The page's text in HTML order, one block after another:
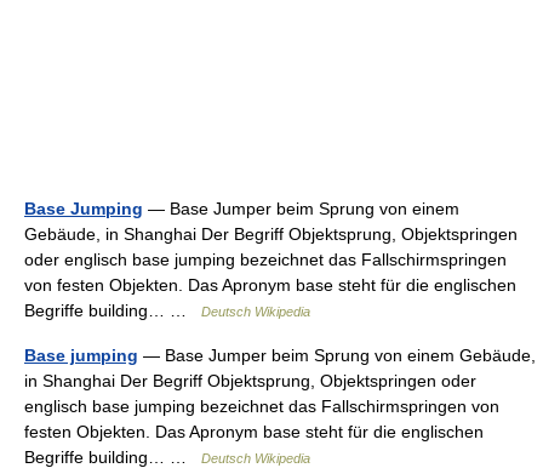
Base Jumping — Base Jumper beim Sprung von einem
Gebäude, in Shanghai Der Begriff Objektsprung, Objektspringen
oder englisch base jumping bezeichnet das Fallschirmspringen
von festen Objekten. Das Apronym base steht für die englischen
Begriffe building… …
Deutsch Wikipedia
Base jumping — Base Jumper beim Sprung von einem Gebäude,
in Shanghai Der Begriff Objektsprung, Objektspringen oder
englisch base jumping bezeichnet das Fallschirmspringen von
festen Objekten. Das Apronym base steht für die englischen
Begriffe building… …
Deutsch Wikipedia